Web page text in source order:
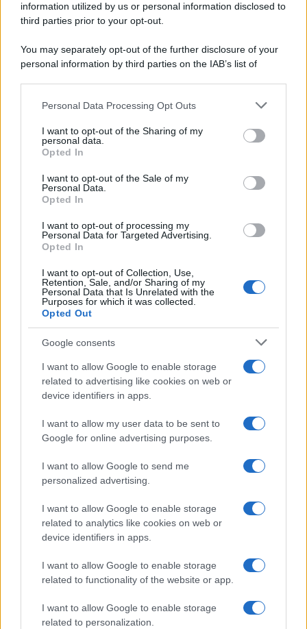
information utilized by us or personal information disclosed to
third parties prior to your opt-out.
You may separately opt-out of the further disclosure of your
personal information by third parties on the IAB’s list of
This information may also be disclosed by us to third parties
disclose it to other third parties.
Please note that this website/app uses one or more Google
services and may gather and store information including but
not limited to your visit or usage behaviour. You may click to
grant or deny consent to Google and its third-party tags to
consent section.
Personal Data Processing Opt Outs
I want to opt-out of the Sharing of my
personal data.
Opted In
I want to opt-out of the Sale of my
Personal Data.
Opted In
I want to opt-out of processing my
Personal Data for Targeted Advertising.
Opted In
I want to opt-out of Collection, Use,
Retention, Sale, and/or Sharing of my
Personal Data that Is Unrelated with the
Purposes for which it was collected.
Opted Out
Google consents
I want to allow Google to enable storage
related to advertising like cookies on web or
device identifiers in apps.
I want to allow my user data to be sent to
Google for online advertising purposes.
I want to allow Google to send me
personalized advertising.
I want to allow Google to enable storage
related to analytics like cookies on web or
device identifiers in apps.
I want to allow Google to enable storage
related to functionality of the website or app.
I want to allow Google to enable storage
related to personalization.
FRASI
Frasi celebri
Frasi da condividere
Poesie
FILM
Frasi dei film
Frasi film più lette
Incipit dei film
Film più cercati
Frasi sul cinema
SERVIZI
Mappa del sito
Cookie Policy
Frasi suddivise per tema
Indice degli autori